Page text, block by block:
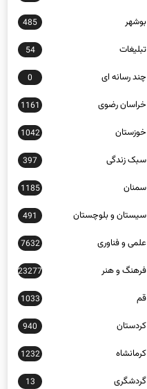
بوشهر 485
تبلیغات 54
چند رسانه ای 0
خراسان رضوی 1161
خوزستان 1042
سبک زندگی 397
سمنان 1185
سیستان و بلوچستان 491
علمی و فناوری 7632
فرهنگ و هنر 23277
قم 1033
کردستان 940
کرمانشاه 1232
گردشگری 13